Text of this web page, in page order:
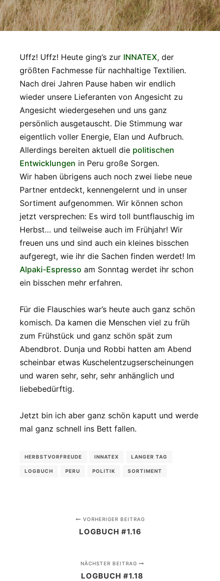
Uffz! Uffz! Heute ging’s zur INNATEX, der
größten Fachmesse für nachhaltige Textilien.
Nach drei Jahren Pause haben wir endlich
wieder unsere Lieferanten von Angesicht zu
Angesicht wiedergesehen und uns ganz
persönlich ausgetauscht. Die Stimmung war
eigentlich voller Energie, Elan und Aufbruch.
Allerdings bereiten aktuell die politischen
Entwicklungen in Peru große Sorgen.
Wir haben übrigens auch noch zwei liebe neue
Partner entdeckt, kennengelernt und in unser
Sortiment aufgenommen. Wir können schon
jetzt versprechen: Es wird toll buntflauschig im
Herbst… und teilweise auch im Frühjahr! Wir
freuen uns und sind auch ein kleines bisschen
aufgeregt, wie ihr die Sachen finden werdet! Im
Alpaki-Espresso am Sonntag werdet ihr schon
ein bisschen mehr erfahren.
Für die Flauschies war’s heute auch ganz schön
komisch. Da kamen die Menschen viel zu früh
zum Frühstück und ganz schön spät zum
Abendbrot. Dunja und Robbi hatten am Abend
scheinbar etwas Kuschelentzugserscheinungen
und waren sehr, sehr, sehr anhänglich und
liebebedürftig.
Jetzt bin ich aber ganz schön kaputt und werde
mal ganz schnell ins Bett fallen.
HERBSTVORFREUDE INNATEX LANGER TAG
LOGBUCH PERU POLITIK SORTIMENT
VORHERIGER BEITRAG
LOGBUCH #1.16
NÄCHSTER BEITRAG
LOGBUCH #1.18